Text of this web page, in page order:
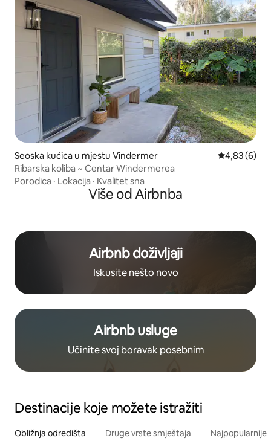
Seoska kućica u mjestu Vindermer Prosječna
4,83 (6)
Ribarska koliba ~ Centar Windermerea
Porodica · Lokacija · Kvalitet sna
Više od Airbnba
Airbnb doživljaji
Iskusite nešto novo
Airbnb usluge
Učinite svoj boravak posebnim
Destinacije koje možete istražiti
Obližnja odredišta Druge vrste smještaja Najpopularnije